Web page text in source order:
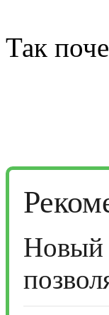
Так
Новый